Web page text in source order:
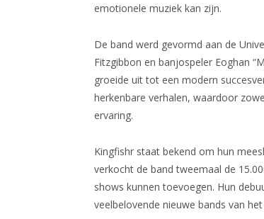
emotionele muziek kan zijn.
De band werd gevormd aan de
Fitzgibbon en banjospeler Eoghan
groeide uit tot een modern
herkenbare verhalen, waardoor
ervaring.
Kingfishr staat bekend om hun
verkocht de band tweemaal de
shows kunnen toevoegen. Hun
veelbelovende nieuwe bands van